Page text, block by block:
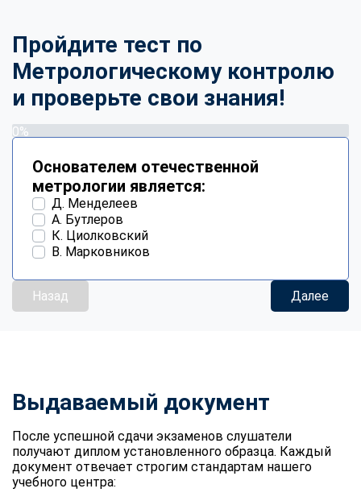
Пройдите тест по
Метрологическому контролю
и проверьте свои знания!
0%
Основателем отечественной
метрологии является:
Д. Менделеев
А. Бутлеров
К. Циолковский
В. Марковников
Назад Далее
Выдаваемый документ
После успешной сдачи экзаменов слушатели
получают диплом установленного образца. Каждый
документ отвечает строгим стандартам нашего
учебного центра: